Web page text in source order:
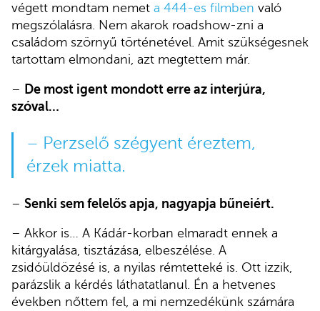
végett mondtam nemet a 444-es filmben való
megszólalásra. Nem akarok roadshow-zni a
családom szörnyű történetével. Amit szükségesnek
tartottam elmondani, azt megtettem már.
– De most igent mondott erre az interjúra,
szóval…
– Perzselő szégyent éreztem,
érzek miatta.
– Senki sem felelős apja, nagyapja bűneiért.
– Akkor is… A Kádár-korban elmaradt ennek a
kitárgyalása, tisztázása, elbeszélése. A
zsidóüldözésé is, a nyilas rémtetteké is. Ott izzik,
parázslik a kérdés láthatatlanul. Én a hetvenes
években nőttem fel, a mi nemzedékünk számára